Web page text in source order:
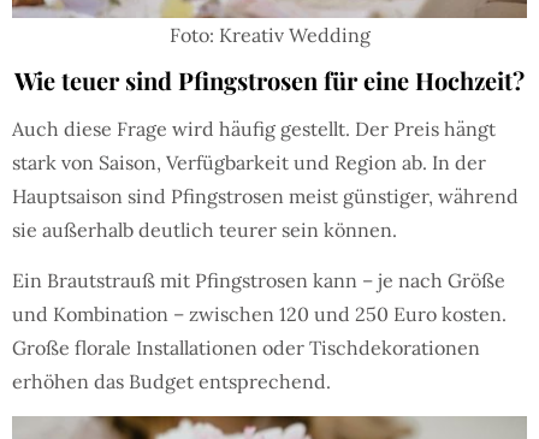
Foto: Kreativ Wedding
Wie teuer sind Pfingstrosen für eine Hochzeit?
Auch diese Frage wird häufig gestellt. Der Preis hängt
stark von Saison, Verfügbarkeit und Region ab. In der
Hauptsaison sind Pfingstrosen meist günstiger, während
sie außerhalb deutlich teurer sein können.
Ein Brautstrauß mit Pfingstrosen kann – je nach Größe
und Kombination – zwischen 120 und 250 Euro kosten.
Große florale Installationen oder Tischdekorationen
erhöhen das Budget entsprechend.